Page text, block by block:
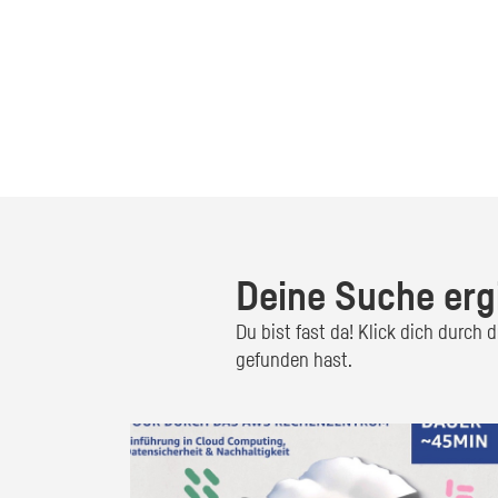
Deine Suche
Du bist fast da! Klick dich durch
gefunden hast.